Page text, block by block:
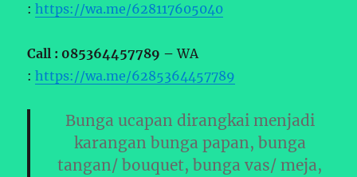
:https://wa.me/628117605040
Call : 085364457789 –WA
:https://wa.me/6285364457789
Bunga ucapan dirangkai menjadi
karangan bunga papan, bunga
tangan/ bouquet, bunga vas/ meja,